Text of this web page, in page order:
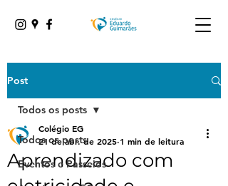
Post
Todos os posts
Eventos e Passeios
Todos os posts
Aprendizado com
Colégio EG
21 de abr. de 2025 1 min de leitura